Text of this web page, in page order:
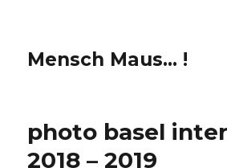
Mensch Maus… !
photo basel
2018 – 2019